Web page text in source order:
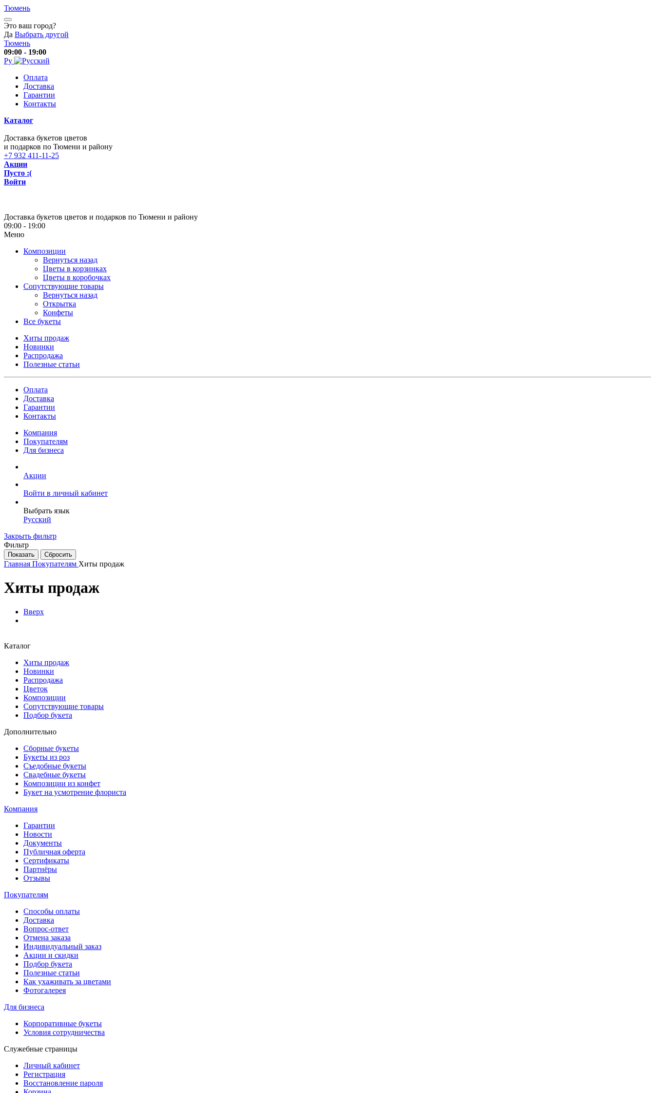
Тюмень
Это ваш город?
Да Выбрать другой
Тюмень
09:00 - 19:00
Ру
Оплата
Доставка
Гарантии
Контакты
Каталог
Доставка букетов цветов
и подарков по Тюмени и району
+7 932 411-11-25
Акции
Пусто :(
Войти
Доставка букетов цветов и подарков по Тюмени и району
09:00 - 19:00
Меню
Композиции
Вернуться назад
Цветы в корзинках
Цветы в коробочках
Сопутствующие товары
Вернуться назад
Открытка
Конфеты
Все букеты
Хиты продаж
Новинки
Распродажа
Полезные статьи
Оплата
Доставка
Гарантии
Контакты
Компания
Покупателям
Для бизнеса
Акции
Войти в личный кабинет
Выбрать язык
Русский
Закрыть фильтр
Фильтр
Главная Покупателям Хиты продаж
Хиты продаж
Вверх
Каталог
Хиты продаж
Новинки
Распродажа
Цветок
Композиции
Сопутствующие товары
Подбор букета
Дополнительно
Сборные букеты
Букеты из роз
Съедобные букеты
Свадебные букеты
Композиции из конфет
Букет на усмотрение флориста
Компания
Гарантии
Новости
Документы
Публичная оферта
Сертификаты
Партнёры
Отзывы
Покупателям
Способы оплаты
Доставка
Вопрос-ответ
Отмена заказа
Индивидуальный заказ
Акции и скидки
Подбор букета
Полезные статьи
Как ухаживать за цветами
Фотогалерея
Для бизнеса
Корпоративные букеты
Условия сотрудничества
Служебные страницы
Личный кабинет
Регистрация
Восстановление пароля